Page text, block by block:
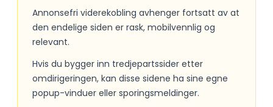
Annonsefri viderekobling avhenger fortsatt av at
den endelige siden er rask, mobilvennlig og
relevant.
Hvis du bygger inn tredjepartssider etter
omdirigeringen, kan disse sidene ha sine egne
popup-vinduer eller sporingsmeldinger.